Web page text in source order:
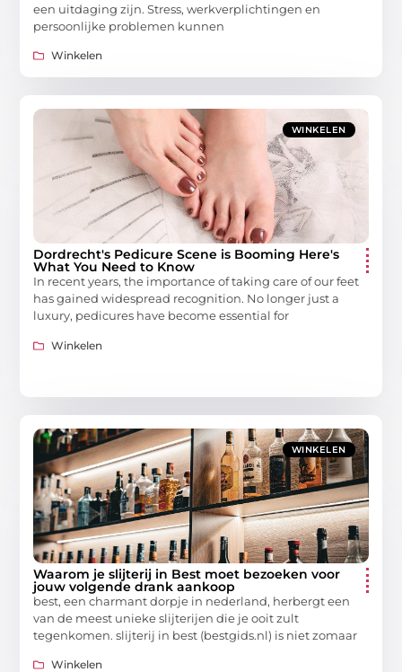
een uitdaging zijn. Stress, werkverplichtingen en
persoonlijke problemen kunnen
Winkelen
WINKELEN
Dordrecht's Pedicure Scene is Booming Here's
What You Need to Know
In recent years, the importance of taking care of our feet
has gained widespread recognition. No longer just a
luxury, pedicures have become essential for
Winkelen
WINKELEN
Waarom je slijterij in Best moet bezoeken voor
jouw volgende drank aankoop
best, een charmant dorpje in nederland, herbergt een
van de meest unieke slijterijen die je ooit zult
tegenkomen. slijterij in best (bestgids.nl) is niet zomaar
Winkelen